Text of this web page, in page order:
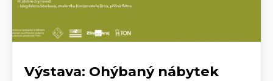
Výstava: Ohýbaný nábytek